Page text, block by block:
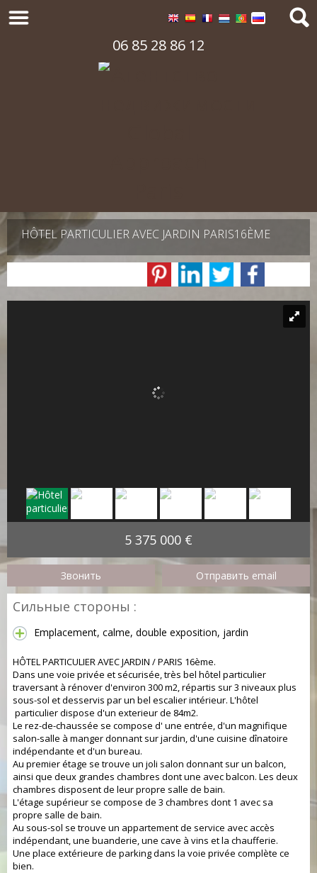
06 85 28 86 12
HÔTEL PARTICULIER AVEC JARDIN PARIS16ÈME
5 375 000 €
Звонить Отправить email
Сильные стороны :
Emplacement, calme, double exposition, jardin
HÔTEL PARTICULIER AVEC JARDIN / PARIS 16ème.
Dans une voie privée et sécurisée, très bel hôtel particulier
traversant à rénover d'environ 300 m2, répartis sur 3 niveaux plus
sous-sol et desservis par un bel escalier intérieur. L'hôtel
particulier dispose d'un exterieur de 84m2.
Le rez-de-chaussée se compose d' une entrée, d'un magnifique
salon-salle à manger donnant sur jardin, d'une cuisine dînatoire
indépendante et d'un bureau.
Au premier étage se trouve un joli salon donnant sur un balcon,
ainsi que deux grandes chambres dont une avec balcon. Les deux
chambres disposent de leur propre salle de bain.
L'étage supérieur se compose de 3 chambres dont 1 avec sa
propre salle de bain.
Au sous-sol se trouve un appartement de service avec accès
indépendant, une buanderie, une cave à vins et la chaufferie.
Une place extérieure de parking dans la voie privée complète ce
bien.